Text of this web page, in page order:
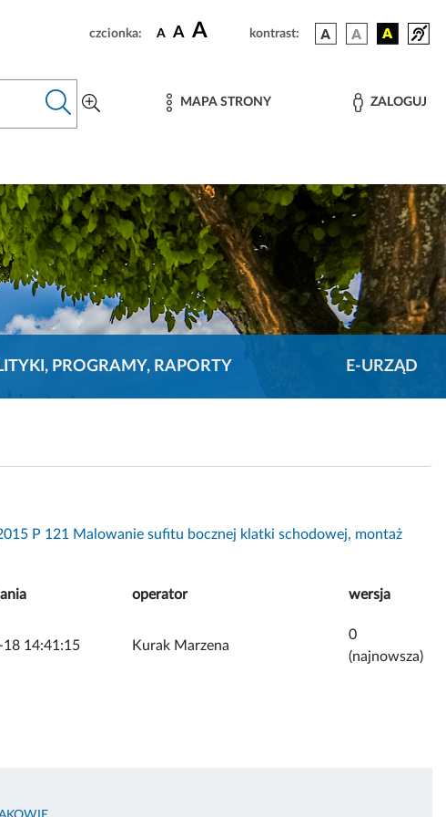
czcionka: A A A kontrast:
MAPA STRONY ZALOGUJ
PROGRAMY, RAPORTY E-URZĄD
P 121 Malowanie sufitu bocznej klatki schodowej, montaż
operator wersja
14:41:15 Kurak Marzena
0
(najnowsza)